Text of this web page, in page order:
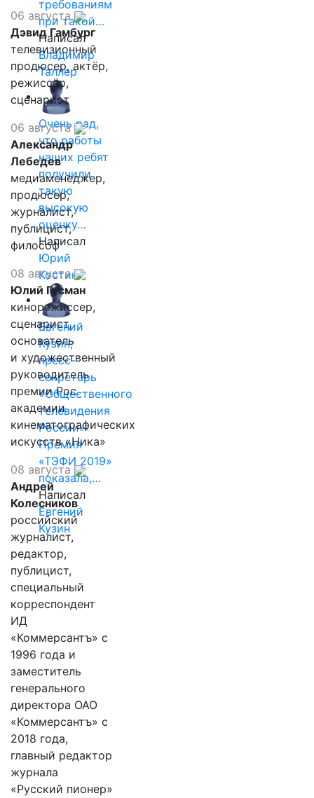
требованиям
при такой…
Написал
Владимир
Таллер
Очень рад,
что работы
наших ребят
получили
такую
высокую
оценку…
Написал
Юрий
Костин
Евгений
Кузин,
пресс-
секретарь
«Общественного
телевидения
России»:
Премия
«ТЭФИ 2019»
показала,…
Написал
Евгений
Кузин
06 августа
Дэвид Гамбург
телевизионный
продюсер, актёр,
режиссёр,
сценарист
06 августа
Александр
Лебедев
медиаменеджер,
продюсер,
журналист,
публицист,
философ
08 августа
Юлий Гусман
кинорежиссер,
сценарист,
основатель
и художественный
руководитель
премии Рос.
академии
кинематографических
искусств «Ника»
08 августа
Андрей
Колесников
российский
журналист,
редактор,
публицист,
специальный
корреспондент
ИД
«Коммерсантъ» с
1996 года и
заместитель
генерального
директора ОАО
«Коммерсантъ» с
2018 года,
главный редактор
журнала
«Русский пионер»